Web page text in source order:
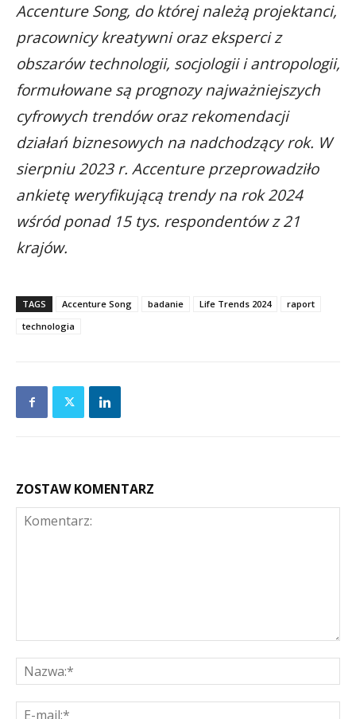
Accenture Song, do której należą projektanci,
pracownicy kreatywni oraz eksperci z
obszarów technologii, socjologii i antropologii,
formułowane są prognozy najważniejszych
cyfrowych trendów oraz rekomendacji
działań biznesowych na nadchodzący rok. W
sierpniu 2023 r. Accenture przeprowadziło
ankietę weryfikującą trendy na rok 2024
wśród ponad 15 tys. respondentów z 21
krajów.
TAGS Accenture Song badanie Life Trends 2024
raport
technologia
ZOSTAW KOMENTARZ